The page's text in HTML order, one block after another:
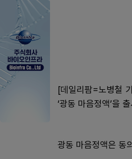
[데일리팜=노병철
‘광동 마음정액’을
광동 마음정액은 동